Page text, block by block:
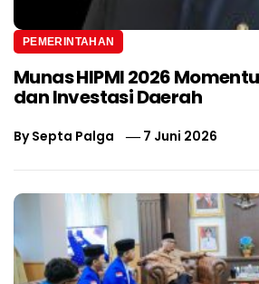
PEMERINTAHAN
Munas HIPMI 2026
dan Investasi Daerah
BySepta Palga 7 Juni 2026